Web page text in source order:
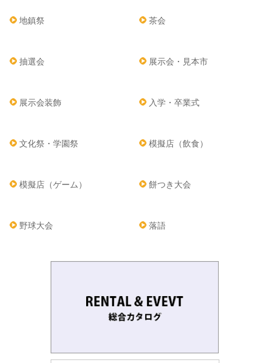
地鎮祭 茶会
抽選会 展示会・見本市
展示会装飾 入学・卒業式
文化祭・学園祭 模擬店（飲食）
模擬店（ゲーム） 餅つき大会
野球大会 落語